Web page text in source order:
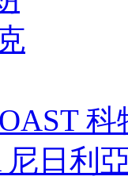
科
尼日利